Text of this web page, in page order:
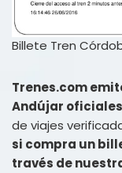
Billete Tren
Trenes.com
Andújar oficiales
de viajes
si compra un
través de